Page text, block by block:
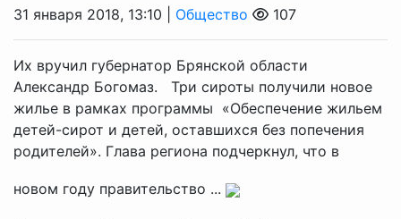
31 января 2018, 13:10 | Общество 107
Их вручил губернатор Брянской области
Александр Богомаз. Три сироты получили новое
жилье в рамках программы «Обеспечение жильем
детей-сирот и детей, оставшихся без попечения
родителей». Глава региона подчеркнул, что в
новом году правительство ...